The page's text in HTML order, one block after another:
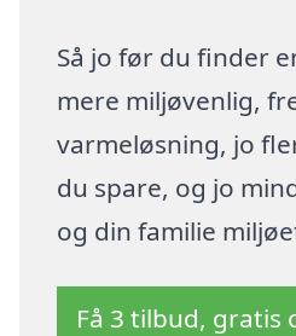
Så jo før du finder
mere miljøvenlig,
varmeløsning, jo
du spare, og jo
og din familie
Få 3 tilbud, gratis